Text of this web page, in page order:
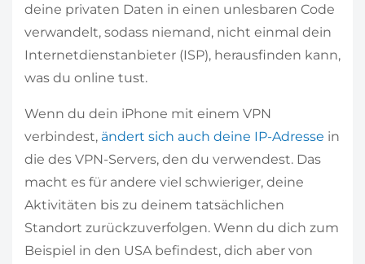
deine privaten Daten in einen unlesbaren Code
verwandelt, sodass niemand, nicht einmal dein
Internetdienstanbieter (ISP), herausfinden kann,
was du online tust.
Wenn du dein iPhone mit einem VPN
verbindest, ändert sich auch deine IP-Adresse in
die des VPN-Servers, den du verwendest. Das
macht es für andere viel schwieriger, deine
Aktivitäten bis zu deinem tatsächlichen
Standort zurückzuverfolgen. Wenn du dich zum
Beispiel in den USA befindest, dich aber von